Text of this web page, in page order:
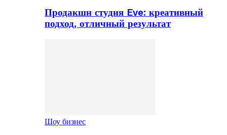
Продакшн студия Eve: креативный
подход, отличный результат
Шоу бизнес